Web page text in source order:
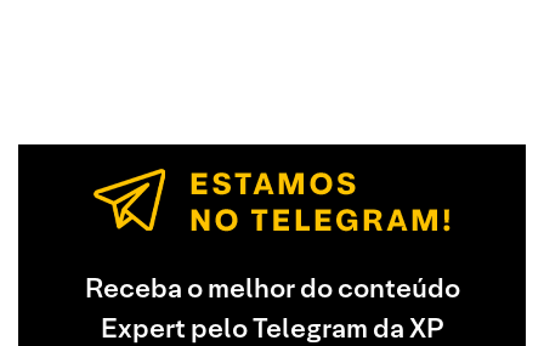
Receba o melhor do conteúdo
Expert pelo Telegram da XP